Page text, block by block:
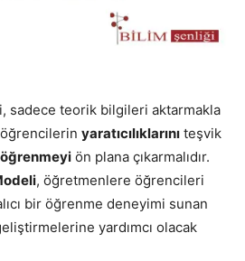
sadece teorik bilgileri aktarmakla
öğrencilerin yaratıcılıklarını teşvik
ön plana çıkarmalıdır.
, öğretmenlere öğrencileri
bir öğrenme deneyimi sunan
yardımcı olacak